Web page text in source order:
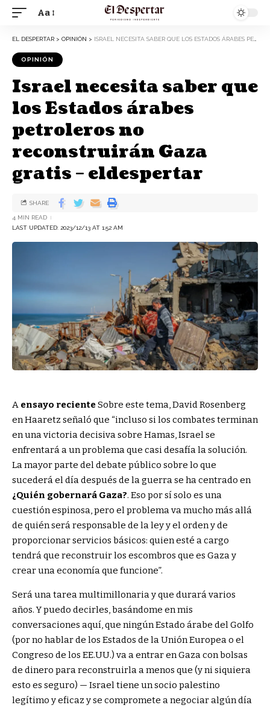
Aa
EL DESPERTAR > OPINIÓN > ISRAEL NECESITA SABER QUE LOS ESTADOS ÁRABES PETROLEROS NO RECONSTRUIRÁN GAZA GRATIS – ELDESPERTAR
OPINIÓN
Israel necesita saber que
los Estados árabes
petroleros no
reconstruirán Gaza
gratis – eldespertar
LAST UPDATED: 2023/12/13 AT 1:52 AM
4 MIN READ
SHARE
A ensayo recienteSobre este tema, David Rosenberg
en Haaretz señaló que “incluso si los combates terminan
en una victoria decisiva sobre Hamas, Israel se
enfrentará a un problema que casi desafía la solución.
La mayor parte del debate público sobre lo que
sucederá el día después de la guerra se ha centrado en
¿Quién gobernará Gaza?. Eso por sí solo es una
cuestión espinosa, pero el problema va mucho más allá
de quién será responsable de la ley y el orden y de
proporcionar servicios básicos: quien esté a cargo
tendrá que reconstruir los escombros que es Gaza y
crear una economía que funcione”.
Será una tarea multimillonaria y que durará varios
años. Y puedo decirles, basándome en mis
conversaciones aquí, que ningún Estado árabe del Golfo
(por no hablar de los Estados de la Unión Europea o el
Congreso de los EE.UU.) va a entrar en Gaza con bolsas
de dinero para reconstruirla a menos que (y ni siquiera
esto es seguro) — Israel tiene un socio palestino
legítimo y eficaz y se compromete a negociar algún día